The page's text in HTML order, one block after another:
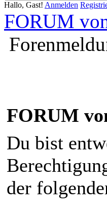
Hallo, Gast! Anmelden
FORUM
FORUM
Du bist
der